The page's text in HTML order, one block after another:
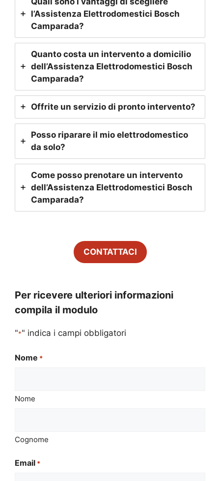
l’Assistenza Elettrodomestici Bosch
Camparada?
Quanto costa un intervento a domicilio
dell’Assistenza Elettrodomestici Bosch
Camparada?
Offrite un servizio di pronto intervento?
Posso riparare il mio elettrodomestico
da solo?
Come posso prenotare un intervento
dell’Assistenza Elettrodomestici Bosch
Camparada?
CONTATTACI
Per ricevere ulteriori informazioni
compila il modulo
"*" indica i campi obbligatori
Nome *
Nome
Cognome
Email *